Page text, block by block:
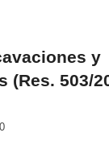
y
(Res. 503/